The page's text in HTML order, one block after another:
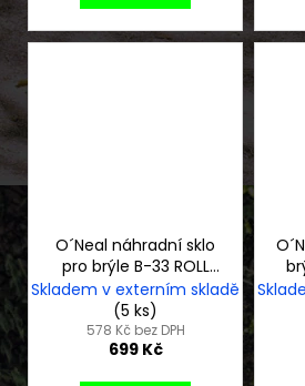
O´Neal náhradní sklo
pro brýle B-33 ROLL
OFF čiré
Skladem v externím skladě
(5 ks)
578 Kč bez DPH
699 Kč